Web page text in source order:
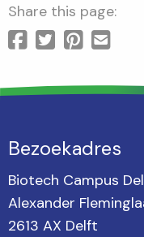
Share this page:
Bezoekadres
Biotech Campus
Alexander
2613 AX Delft